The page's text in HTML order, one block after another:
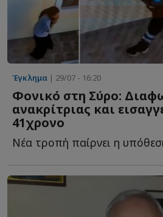
Έγκλημα | 29/07 - 16:20
Φονικό στη Σύρο:
ανακρίτριας και
41χρονο